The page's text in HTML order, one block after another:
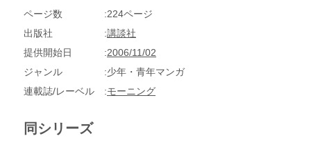
ページ数
224ページ
出版社
講談社
提供開始日
2006/11/02
ジャンル
少年・青年マンガ
連載誌/レーベル
モーニング
同シリーズ